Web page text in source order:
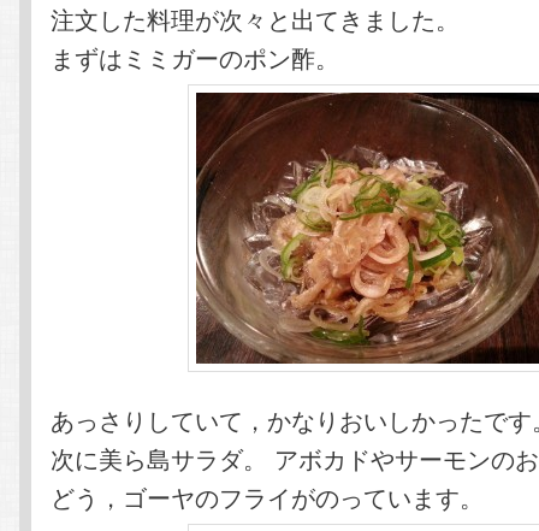
注文した料理が次々と出てきました。
まずはミミガーのポン酢。
あっさりしていて，かなりおいしかったです
次に美ら島サラダ。 アボカドやサーモンの
どう，ゴーヤのフライがのっています。